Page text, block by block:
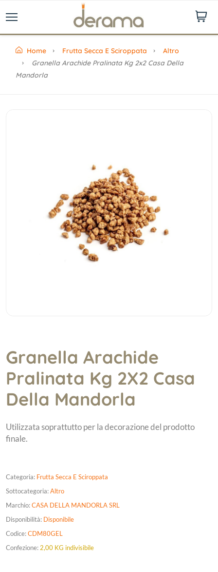
Home Frutta Secca E Sciroppata
Altro
Granella Arachide Pralinata Kg 2x2 Casa Della
Mandorla
Granella Arachide
Pralinata Kg 2X2 Casa
Della Mandorla
Utilizzata soprattutto per la decorazione del prodotto
finale.
Categoria: Frutta Secca E Sciroppata
Sottocategoria:Altro
Marchio:CASA DELLA MANDORLA SRL
Disponibilità: Disponibile
Codice:CDM80GEL
Confezione: 2,00 KG indivisibile